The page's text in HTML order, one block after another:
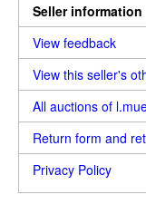
Seller information
View feedback
View this seller's
All auctions of
Return form and
Privacy Policy